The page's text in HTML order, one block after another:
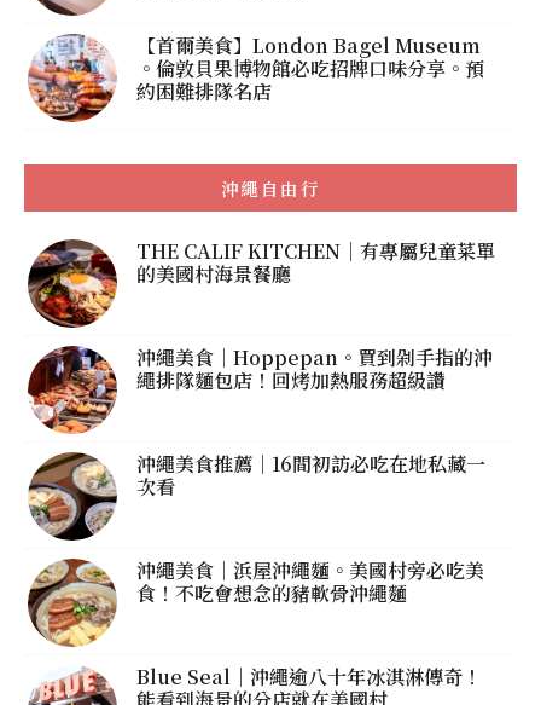
【首爾美食】London Bagel Museum
。倫敦貝果博物館必吃招牌口味分享。預
約困難排隊名店
沖繩自由行
THE CALIF KITCHEN｜有專屬兒童菜單
的美國村海景餐廳
沖繩美食｜Hoppepan。買到剁手指的沖
繩排隊麵包店！回烤加熱服務超級讚
沖繩美食推薦｜16間初訪必吃在地私藏一
次看
沖繩美食｜浜屋沖繩麵。美國村旁必吃美
食！不吃會想念的豬軟骨沖繩麵
Blue Seal｜沖繩逾八十年冰淇淋傳奇！
能看到海景的分店就在美國村